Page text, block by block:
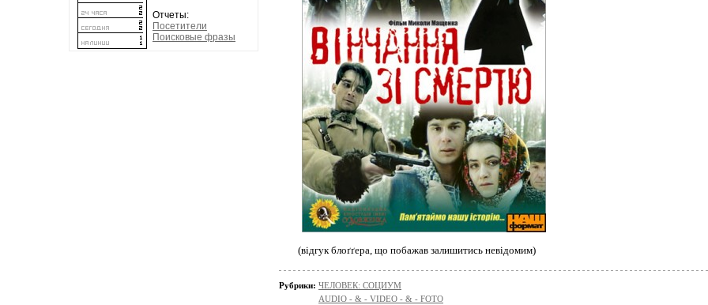
Отчеты:
Посетители
Поисковые фразы
(відгук блоґґера, що побажав залишитись невідомим)
Рубрики: ЧЕЛОВЕК: СОЦИУМ
AUDIO - & - VIDEO - & - FOTO